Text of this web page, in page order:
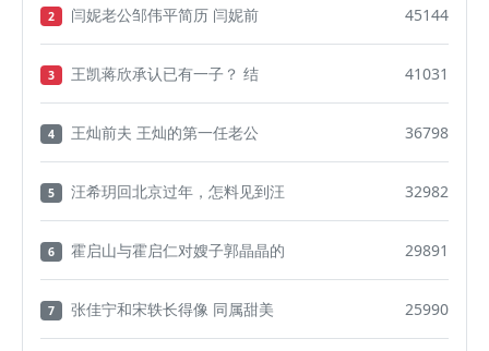
2 闫妮老公邹伟平简历 闫妮前 45144
3 王凯蒋欣承认已有一子？ 结 41031
4 王灿前夫 王灿的第一任老公 36798
5 汪希玥回北京过年，怎料见到汪 32982
6 霍启山与霍启仁对嫂子郭晶晶的 29891
7 张佳宁和宋轶长得像 同属甜美 25990